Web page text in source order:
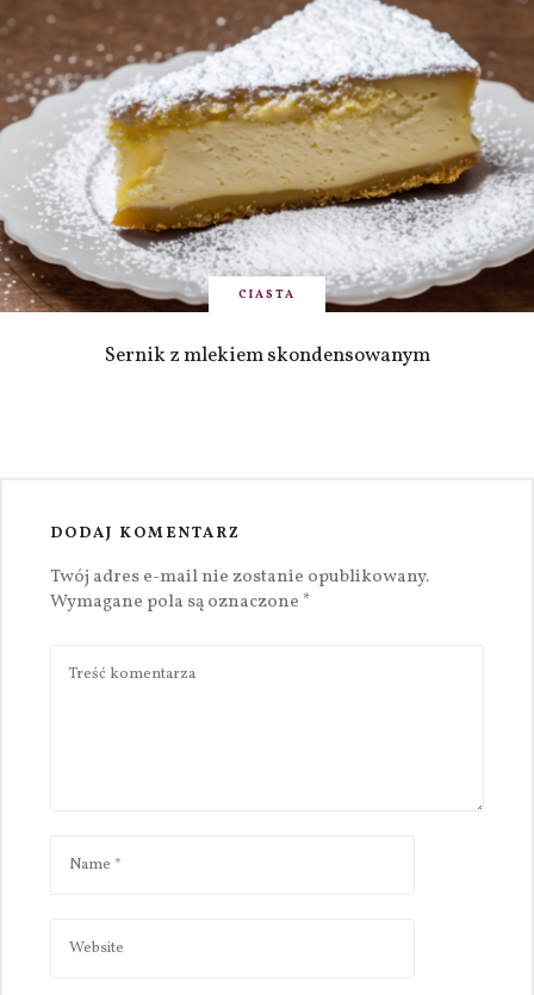
CIASTA
Sernik z mlekiem skondensowanym
DODAJ KOMENTARZ
Twój adres e-mail nie zostanie opublikowany.
Wymagane pola są oznaczone *